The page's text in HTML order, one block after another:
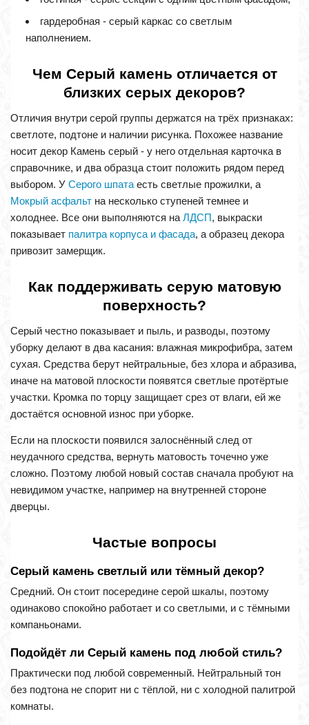
гардеробная - серый каркас со светлым
наполнением.
Чем Серый камень отличается от
близких серых декоров?
Отличия внутри серой группы держатся на трёх признаках:
светлоте, подтоне и наличии рисунка. Похожее название
носит декор Камень серый - у него отдельная карточка в
справочнике, и два образца стоит положить рядом перед
выбором. У Серого шпата есть светлые прожилки, а
Мокрый асфальт на несколько ступеней темнее и
холоднее. Все они выполняются на ЛДСП, выкраски
показывает палитра корпуса и фасада, а образец декора
привозит замерщик.
Как поддерживать серую матовую
поверхность?
Серый честно показывает и пыль, и разводы, поэтому
уборку делают в два касания: влажная микрофибра, затем
сухая. Средства берут нейтральные, без хлора и абразива,
иначе на матовой плоскости появятся светлые протёртые
участки. Кромка по торцу защищает срез от влаги, ей же
достаётся основной износ при уборке.
Если на плоскости появился залоснённый след от
неудачного средства, вернуть матовость точечно уже
сложно. Поэтому любой новый состав сначала пробуют на
невидимом участке, например на внутренней стороне
дверцы.
Частые вопросы
Серый камень светлый или тёмный декор?
Средний. Он стоит посередине серой шкалы, поэтому
одинаково спокойно работает и со светлыми, и с тёмными
компаньонами.
Подойдёт ли Серый камень под любой стиль?
Практически под любой современный. Нейтральный тон
без подтона не спорит ни с тёплой, ни с холодной палитрой
комнаты.